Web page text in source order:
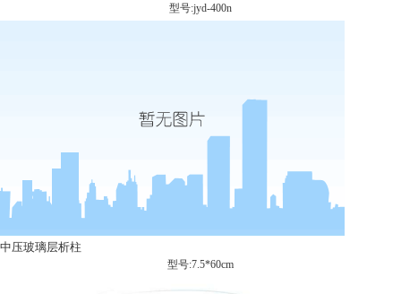
型号:jyd-400n
中压玻璃层析柱
型号:7.5*60cm